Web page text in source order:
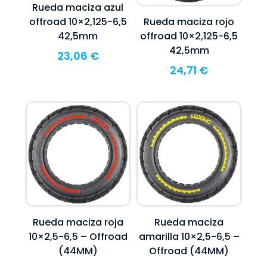
Rueda maciza azul
offroad 10×2,125-6,5
42,5mm
23,06 €
Rueda maciza rojo
offroad 10×2,125-6,5
42,5mm
24,71 €
Rueda maciza roja
10×2,5-6,5 – Offroad
(44MM)
Rueda maciza
amarilla 10×2,5-6,5 –
Offroad (44MM)